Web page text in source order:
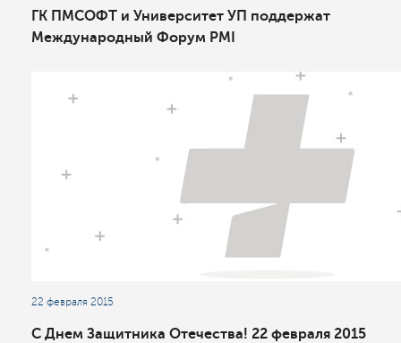
ГК ПМСОФТ и Университет УП поддержат
Международный Форум PMI
22 февраля 2015
С Днем Защитника Отечества! 22 февраля 2015